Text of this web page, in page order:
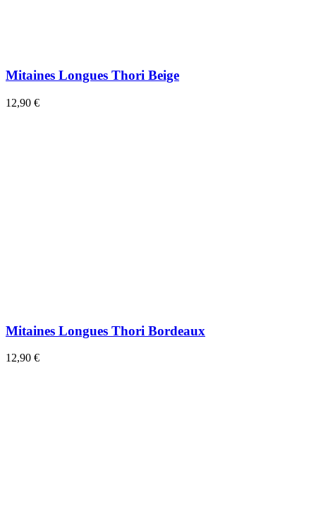
Mitaines Longues Thori Beige
12,90 €
Mitaines Longues Thori Bordeaux
12,90 €